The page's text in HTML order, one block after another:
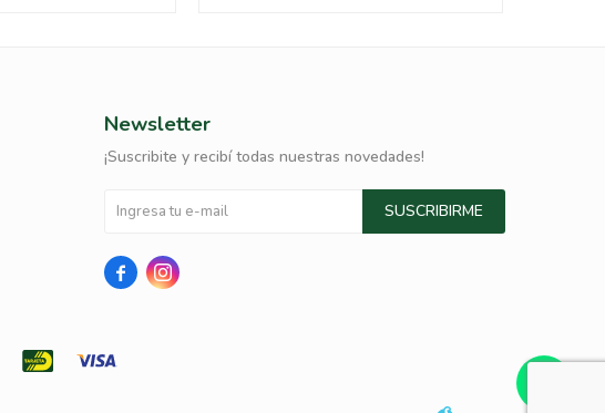
Newsletter
¡Suscribite y recibí todas nuestras novedades!
SUSCRIBIRME
 